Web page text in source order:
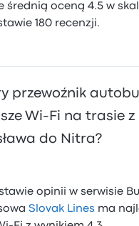
średnią oceną 4.5 w
180 recenzji.
przewoźnik
Wi‑Fi na trasie z
do Nitra?
opinii w serwisie
Slovak Lines ma